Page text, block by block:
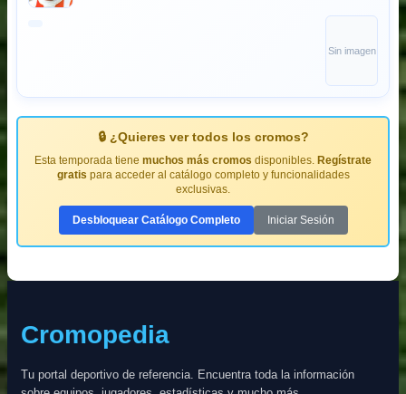
Sin imagen
🔒 ¿Quieres ver todos los cromos?
Esta temporada tiene muchos más cromos disponibles. Regístrate
gratis para acceder al catálogo completo y funcionalidades
exclusivas.
Desbloquear Catálogo Completo Iniciar Sesión
Cromopedia
Tu portal deportivo de referencia. Encuentra toda la información